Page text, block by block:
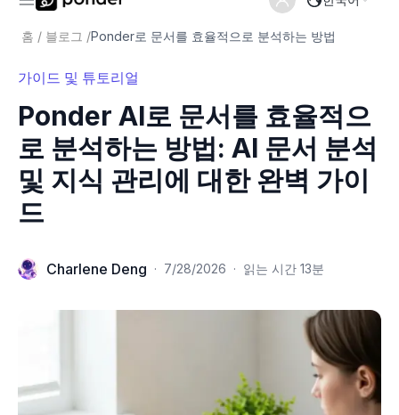
홈 / 블로그 /Ponder로 문서를 효율적으로 분석하는 방법
가이드 및 튜토리얼
Ponder AI로 문서를 효율적으
로 분석하는 방법: AI 문서 분석
및 지식 관리에 대한 완벽 가이
드
Charlene Deng · 7/28/2026 · 읽는 시간 13분